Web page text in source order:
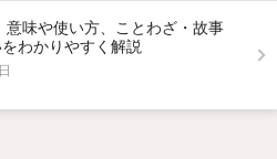
意味や使い方、ことわざ・故事
わかりやすく解説